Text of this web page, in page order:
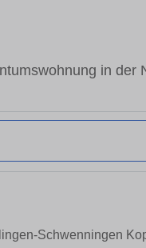
in der
Schwenningen